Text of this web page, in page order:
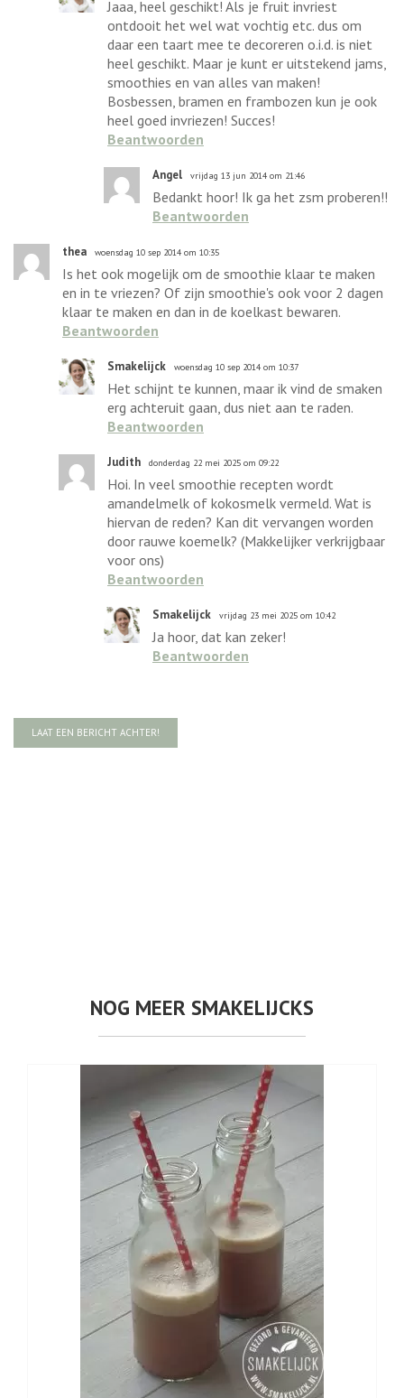
Jaaa, heel geschikt! Als je fruit invriest
ontdooit het wel wat vochtig etc. dus om
daar een taart mee te decoreren o.i.d. is niet
heel geschikt. Maar je kunt er uitstekend jams,
smoothies en van alles van maken!
Bosbessen, bramen en frambozen kun je ook
heel goed invriezen! Succes!
Beantwoorden
Angel vrijdag 13 jun 2014 om 21:46
Bedankt hoor! Ik ga het zsm proberen!!
Beantwoorden
thea woensdag 10 sep 2014 om 10:35
Is het ook mogelijk om de smoothie klaar te maken
en in te vriezen? Of zijn smoothie's ook voor 2 dagen
klaar te maken en dan in de koelkast bewaren.
Beantwoorden
Smakelijck woensdag 10 sep 2014 om 10:37
Het schijnt te kunnen, maar ik vind de smaken
erg achteruit gaan, dus niet aan te raden.
Beantwoorden
Judith donderdag 22 mei 2025 om 09:22
Hoi. In veel smoothie recepten wordt
amandelmelk of kokosmelk vermeld. Wat is
hiervan de reden? Kan dit vervangen worden
door rauwe koemelk? (Makkelijker verkrijgbaar
voor ons)
Beantwoorden
Smakelijck vrijdag 23 mei 2025 om 10:42
Ja hoor, dat kan zeker!
Beantwoorden
LAAT EEN BERICHT ACHTER!
NOG MEER SMAKELIJCKS